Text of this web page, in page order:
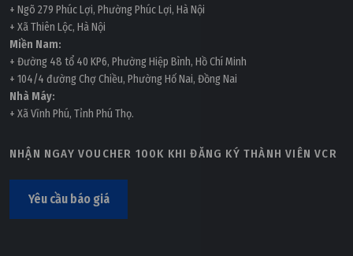
+ Ngõ 279 Phúc Lợi, Phường Phúc Lợi, Hà Nội
+ Xã Thiên Lộc, Hà Nội
Miền Nam:
+ Đường 48 tổ 40 KP6, Phường Hiệp Bình, Hồ Chí Minh
+ 104/4 đường Chợ Chiều, Phường Hố Nai, Đồng Nai
Nhà Máy:
+ Xã Vĩnh Phú, Tỉnh Phú Thọ.
NHẬN NGAY VOUCHER 100K KHI ĐĂNG KÝ THÀNH VIÊN VCR
Yêu cầu báo giá